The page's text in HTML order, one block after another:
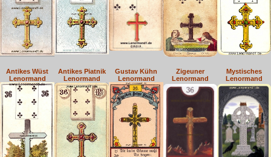
Antikes Wüst
Lenormand
Antikes Piatnik
Lenormand
Gustav Kühn
Lenormand
Zigeuner
Lenormand
Mystisches
Lenormand